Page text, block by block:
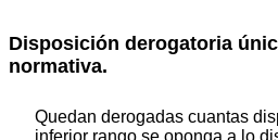
Disposición derogatoria
normativa.
Quedan derogadas cuantas
inferior rango se oponga a lo